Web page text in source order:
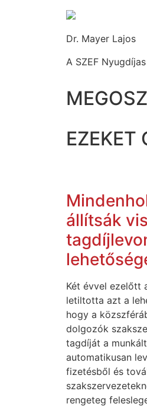
Dr. Mayer Lajos
A SZEF
EZEKET
állítsák
Két évvel ezelőtt
letiltotta azt a
hogy a
dolgozók
tagdíját a
automatikusan
fizetésből és
rengeteg